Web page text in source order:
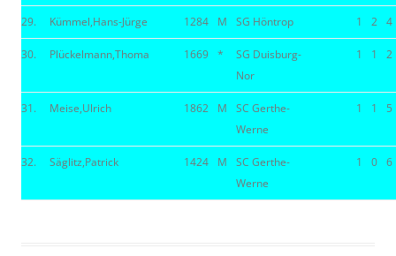
29. Kümmel,Hans-Jürge 1284 M SG Höntrop 1 2 4
30. Plückelmann,Thoma 1669 *
SG Duisburg-
Nor
1 1 2
31. Meise,Ulrich 1862 M
SC Gerthe-
Werne
1 1 5
32. Säglitz,Patrick 1424 M
SC Gerthe-
Werne
1 0 6